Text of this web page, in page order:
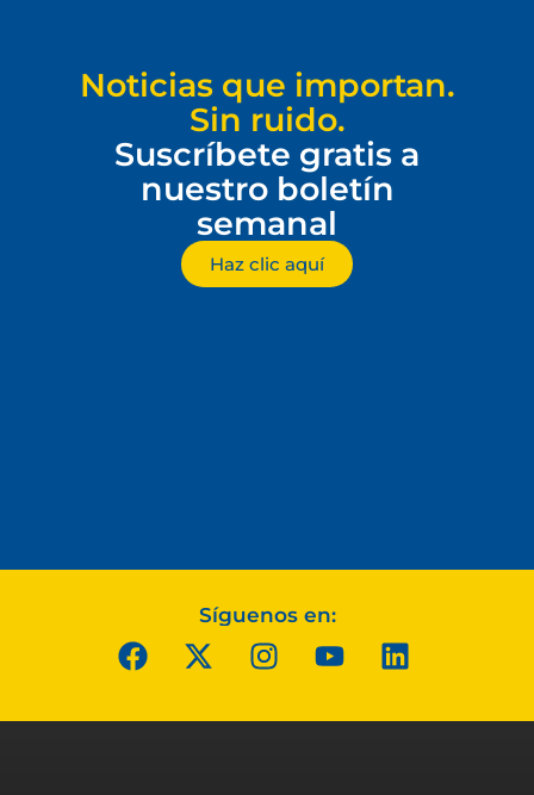
Noticias que importan.
Sin ruido.
Suscríbete gratis a
nuestro boletín
semanal
Haz clic aquí
Síguenos en: